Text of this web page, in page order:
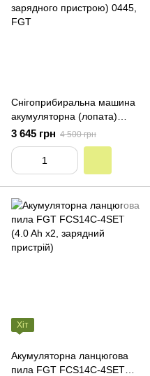
Снігоприбиральна машина
акумуляторна (лопата)
REVOLT ST 20/300 (без
акумуляторів та зарядного
пристрою)
3 645 грн 4 500 грн
Хіт
Акумуляторна ланцюгова
пила FGT FCS14С-4SET